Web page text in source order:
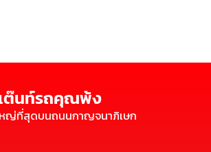
ต๊นท์รถคุณพ้ง
หญ่ที่สุดบนถนนกาญจนาภิเษก